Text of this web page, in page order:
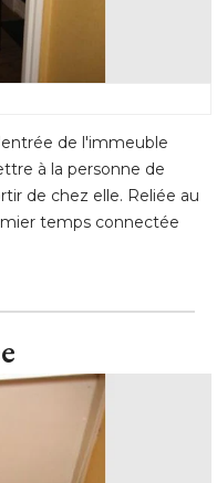
de l'immeuble
à la personne de
de chez elle. Reliée au
temps connectée